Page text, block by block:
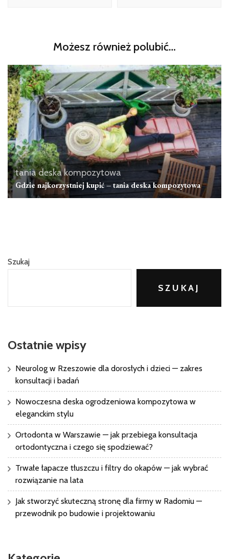
Możesz również polubić…
tania deska kompozytowa
Gdzie najkorzystniej kupić – tania deska kompozytowa
Szukaj
SZUKAJ
Ostatnie wpisy
Neurolog w Rzeszowie dla dorosłych i dzieci — zakres
konsultacji i badań
Nowoczesna deska ogrodzeniowa kompozytowa w
eleganckim stylu
Ortodonta w Warszawie — jak przebiega konsultacja
ortodontyczna i czego się spodziewać?
Trwałe łapacze tłuszczu i filtry do okapów — jak wybrać
rozwiązanie na lata
Jak stworzyć skuteczną stronę dla firmy w Radomiu —
przewodnik po budowie i projektowaniu